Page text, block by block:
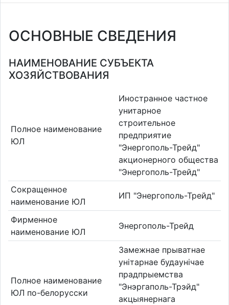
ОСНОВНЫЕ СВЕДЕНИЯ
НАИМЕНОВАНИЕ СУБЪЕКТА
ХОЗЯЙСТВОВАНИЯ
Полное наименование
ЮЛ
Иностранное частное
унитарное
строительное
предприятие
"Энергополь-Трейд"
акционерного общества
"Энергополь-Трейд"
Сокращенное
наименование ЮЛ
ИП "Энергополь-Трейд"
Фирменное
наименование ЮЛ
Энергополь-Трейд
Полное наименование
ЮЛ по-белорусски
Замежнае прыватнае
унiтарнае будаунiчае
прадпрыемства
"Энэргаполь-Трэйд"
акцыянернага